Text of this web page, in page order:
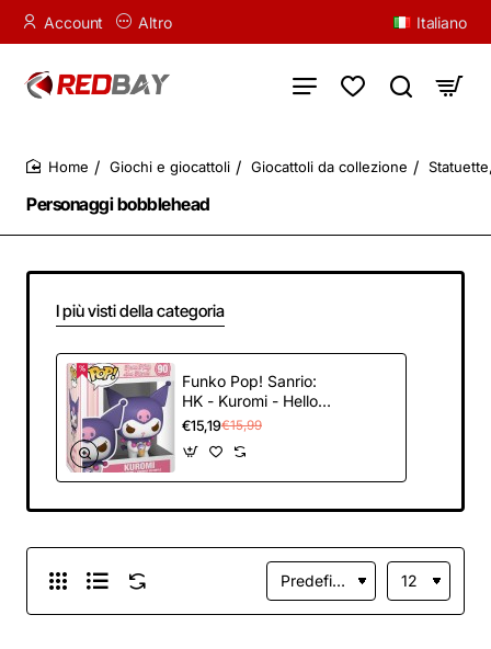
Account Altro Italiano
Personaggi bobblehead
Giochi e giocattoli Giocattoli da collezione
I più visti della categoria
Funko Pop! Sanrio:
HK - Kuromi - Hello
Kitty - Figura in Vinile
da Collezione - Idea
Regalo -
Merchandising
Standard Size
Bianco E Nero
€15,19€15,99